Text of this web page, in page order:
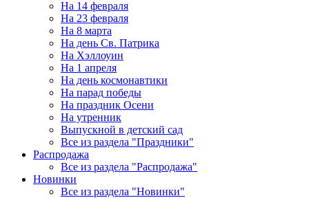
На 14 февраля
На 23 февраля
На 8 марта
На день Св. Патрика
На Хэллоуин
На 1 апреля
На день космонавтики
На парад победы
На праздник Осени
На утренник
Выпускной в детский сад
Все из раздела "Праздники"
Распродажа
Все из раздела "Распродажа"
Новинки
Все из раздела "Новинки"